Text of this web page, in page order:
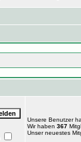
Unsere Benutzer
Wir haben 367
Unser neuestes